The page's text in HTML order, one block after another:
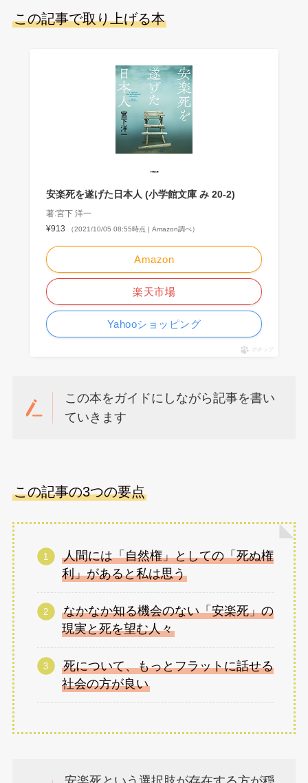
この記事で取り上げる本
安楽死を遂げた日本人 (小学館文庫 み 20-2)
著:宮下 洋一
¥913
（2021/10/05 08:55時点 | Amazon調べ）
Amazon
楽天市場
Yahooショッピング
ポチップ
この本をガイドにしながら記事を書い
ていきます
この記事の3つの要点
人間には「自然権」としての「死ぬ権
利」があると私は思う
なかなか知る機会のない「安楽死」の
現実と死を望む人々
死について、もっとフラットに話せる
社会の方が良い